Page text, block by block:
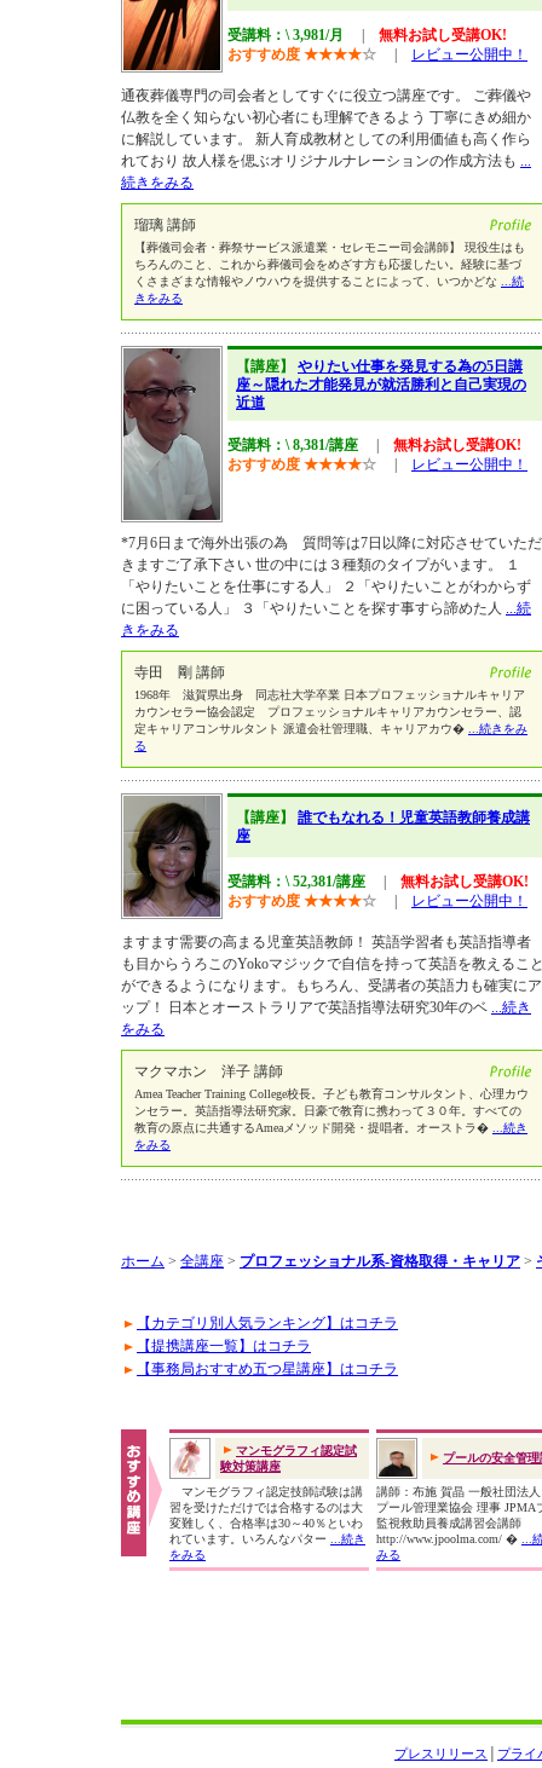
受講料：\ 3,981/月
無料お試し受講OK!
おすすめ度 ★★★★☆ レビュー公開中！
通夜葬儀専門の司会者としてすぐに役立つ講座です。 ご葬儀や
仏教を全く知らない初心者にも理解できるよう 丁寧にきめ細か
に解説しています。 新人育成教材としての利用価値も高く作ら
れており 故人様を偲ぶオリジナルナレーションの作成方法も ...
続きをみる
瑠璃 講師
【葬儀司会者・葬祭サービス派遣業・セレモニー司会講師】 現役生はも
ちろんのこと、これから葬儀司会をめざす方も応援したい。経験に基づ
くさまざまな情報やノウハウを提供することによって、いつかどな
...続
きをみる
【講座】 やりたい仕事を発見する為の5日講
座～隠れた才能発見が就活勝利と自己実現の
近道
受講料：\ 8,381/講座
無料お試し受講OK!
おすすめ度 ★★★★☆ レビュー公開中！
*7月6日まで海外出張の為 質問等は7日以降に対応させていただ
きますご了承下さい 世の中には３種類のタイプがいます。 １
「やりたいことを仕事にする人」 ２「やりたいことがわからず
に困っている人」 ３「やりたいことを探す事すら諦めた人 ...続
きをみる
寺田 剛 講師
1968年 滋賀県出身 同志社大学卒業 日本プロフェッショナルキャリア
カウンセラー協会認定 プロフェッショナルキャリアカウンセラー、認
定キャリアコンサルタント 派遣会社管理職、キャリアカウ�
...続きをみ
る
【講座】 誰でもなれる！児童英語教師養成講
座
受講料：\ 52,381/講座
無料お試し受講OK!
おすすめ度 ★★★★☆ レビュー公開中！
ますます需要の高まる児童英語教師！ 英語学習者も英語指導者
も目からうろこのYokoマジックで自信を持って英語を教えるこ
ができるようになります。もちろん、受講者の英語力も確実にア
ップ！ 日本とオーストラリアで英語指導法研究30年のベ ...続き
をみる
マクマホン 洋子 講師
Amea Teacher Training College校長。子ども教育コンサルタント、心理カウ
ンセラー。英語指導法研究家。日豪で教育に携わって３０年。すべての
教育の原点に共通するAmeaメソッド開発・提唱者。オーストラ�
...続き
をみる
ホーム > 全講座 > プロフェッショナル系-資格取得・キャリア >
【カテゴリ別人気ランキング】はコチラ
【提携講座一覧】はコチラ
【事務局おすすめ五つ星講座】はコチラ
マンモグラフィ認定試
験対策講座
マンモグラフィ認定技師試験は講
習を受けただけでは合格するのは大
変難しく、合格率は30～40％といわ
れています。いろんなパター
...続き
をみる
プールの安全管理
講師：布施 賀晶 一般社団法
プール管理業協会 理事 JPMA
監視救助員養成講習会講師
http://www.jpoolma.com/ �
...
みる
プライ
プレスリリース